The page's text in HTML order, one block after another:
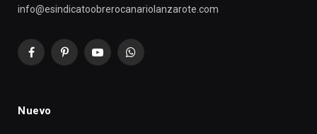
info@esindicatoobrerocanariolanzarote.com
FacebookPinterestYouTubeWhatsApp
Nuevo